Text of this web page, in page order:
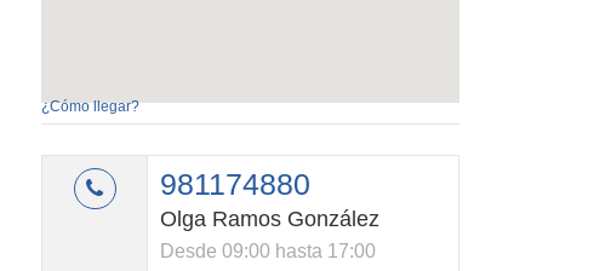
¿Cómo llegar?
981174880
Olga Ramos González
Desde 09:00 hasta 17:00